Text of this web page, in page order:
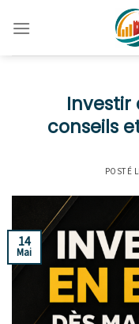
Investir
conseils
POSTÉ
14
Mai